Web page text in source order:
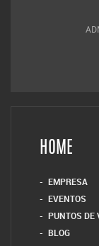
HOME
EMPRESA
EVENTOS
PUNTOS DE
BLOG